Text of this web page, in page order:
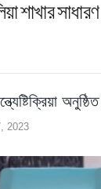
শাখার
2023